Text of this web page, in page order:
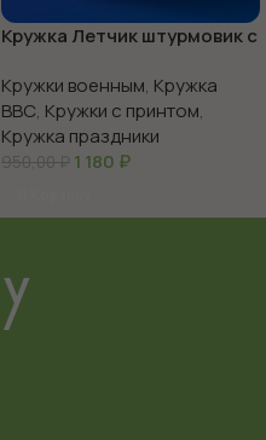
Кружка Летчик штурмовик с
Кружки военным, Кружка
ВВС, Кружки с принтом,
Кружка праздники
950,00₽ 1 180 ₽